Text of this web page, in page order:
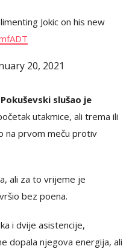
Jokic on his new
20, 2021
slušao je
utakmice, ali trema ili
na prvom meču protiv
ali za to vrijeme je
bez poena.
i dvije asistencije,
dopala njegova energija, ali